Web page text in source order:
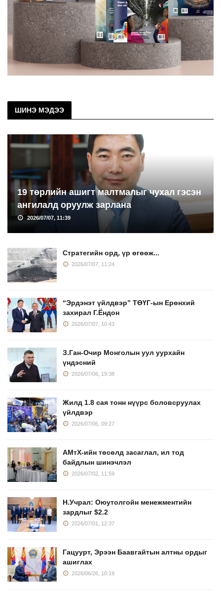
ШИНЭ МЭДЭЭ
19 төрлийн ашигт малтмалыг чухал гэсэн
ангилалд оруулж зарлана
2026/07/07, 11:39
Стратегийн орд, үр өгөөж...
2026/07/07, 11:24
“Эрдэнэт үйлдвэр” ТӨҮГ-ын Ерөнхий
захирал Г.Ёндон
2026/07/07, 10:43
З.Ган-Очир Монголын уул уурхайн
үндэсний
2026/07/06, 19:38
Жилд 1.8 сая тонн нүүрс боловсруулах
үйлдвэр
2026/07/06, 09:27
АМтХ-ийн төсөлд засаглал, ил тод
байдлын шинэчлэл
2026/07/02, 11:59
Н.Учрал: Оюутолгойн менежментийн
зардлыг $2.2
2026/07/01, 12:37
Гацуурт, Эрээн Баавгайтын алтны ордыг
ашиглах
2026/06/26, 10:19